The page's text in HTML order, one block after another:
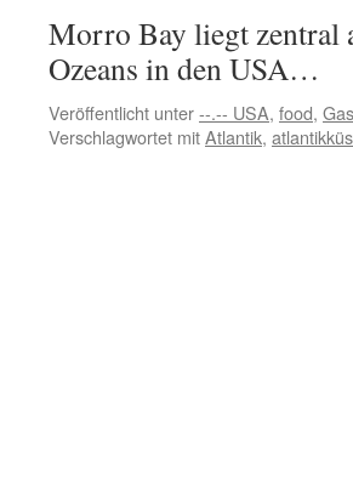
Morro Bay liegt zentral
Ozeans in den USA…
Veröffentlicht unter--.-- USA, food,
Verschlagwortet mitAtlantik,